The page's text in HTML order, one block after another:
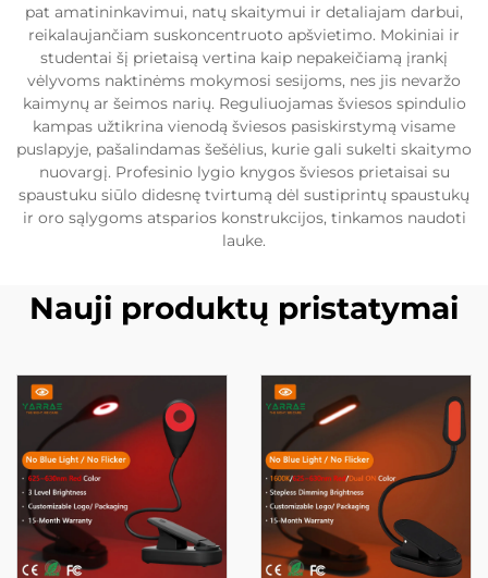
pat amatininkavimui, natų skaitymui ir detaliajam darbui,
reikalaujančiam suskoncentruoto apšvietimo. Mokiniai ir
studentai šį prietaisą vertina kaip nepakeičiamą įrankį
vėlyvoms naktinėms mokymosi sesijoms, nes jis nevaržo
kaimynų ar šeimos narių. Reguliuojamas šviesos spindulio
kampas užtikrina vienodą šviesos pasiskirstymą visame
puslapyje, pašalindamas šešėlius, kurie gali sukelti skaitymo
nuovargį. Profesinio lygio knygos šviesos prietaisai su
spaustuku siūlo didesnę tvirtumą dėl sustiprintų spaustukų
ir oro sąlygoms atsparios konstrukcijos, tinkamos naudoti
lauke.
Nauji produktų pristatymai